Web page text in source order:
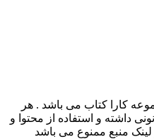
کارا کتاب می باشد . هر
داشته و استفاده از محتوا و
منبع ممنوع می باشد